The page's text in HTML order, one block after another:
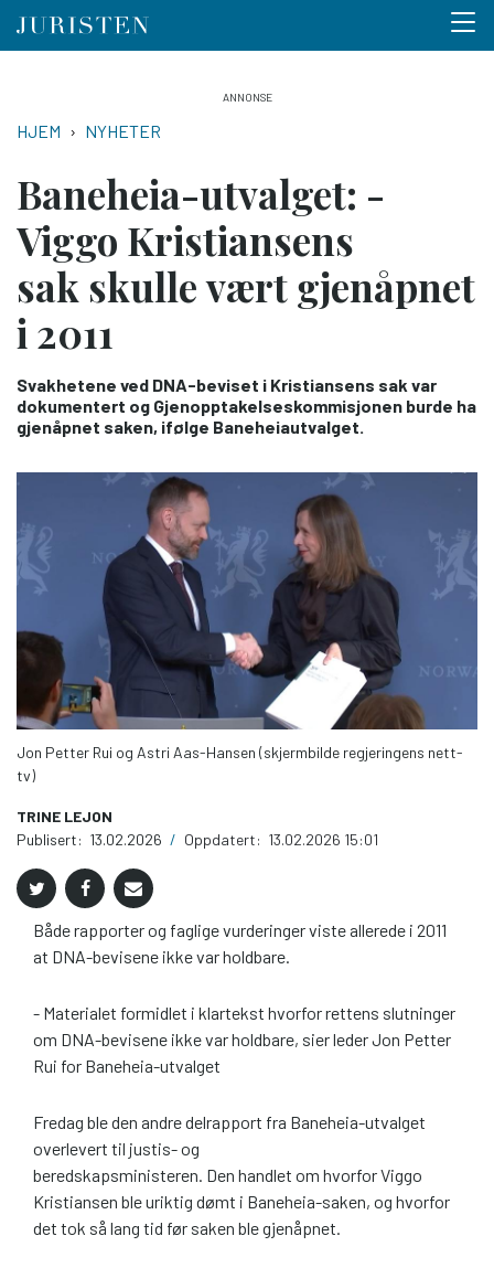
hovedinnhold
Menu
NAVIGASJONSSTI
HJEM NYHETER
Baneheia-utvalget: -
Viggo Kristiansens
sak skulle vært gjenåpnet
i 2011
Svakhetene ved DNA-beviset i Kristiansens sak var
dokumentert og Gjenopptakelseskommisjonen burde ha
gjenåpnet saken, ifølge Baneheiautvalget.
Jon Petter Rui og Astri Aas-Hansen (skjermbilde regjeringens nett-
tv)
TRINE LEJON
Publisert: 13.02.2026 / Oppdatert: 13.02.2026 15:01
Både rapporter og faglige vurderinger viste allerede i 2011
at DNA-bevisene ikke var holdbare.
- Materialet formidlet i klartekst hvorfor rettens slutninger
om DNA-bevisene ikke var holdbare, sier leder Jon Petter
Rui for Baneheia-utvalget
Fredag ble den andre delrapport fra Baneheia-utvalget
overlevert til justis- og
beredskapsministeren. Den handlet om hvorfor Viggo
Kristiansen ble uriktig dømt i Baneheia-saken, og hvorfor
det tok så lang tid før saken ble gjenåpnet.